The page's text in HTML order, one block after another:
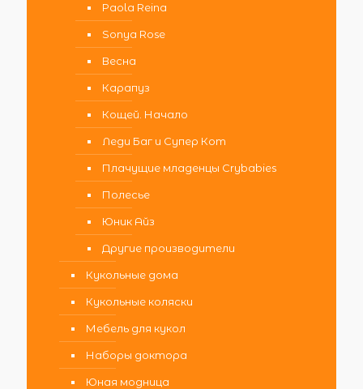
Paola Reina
Sonya Rose
Весна
Карапуз
Кощей. Начало
Леди Баг и Супер Кот
Плачущие младенцы Crybabies
Полесье
Юник Айз
Другие производители
Кукольные дома
Кукольные коляски
Мебель для кукол
Наборы доктора
Юная модница